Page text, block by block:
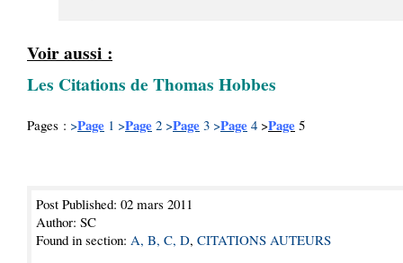
Voir aussi :
Les Citations de Thomas Hobbes
Pages : >Page 1 >Page 2 >Page 3 >Page 4 >Page 5
Post Published: 02 mars 2011
Author: SC
Found in section: A, B, C, D, CITATIONS AUTEURS